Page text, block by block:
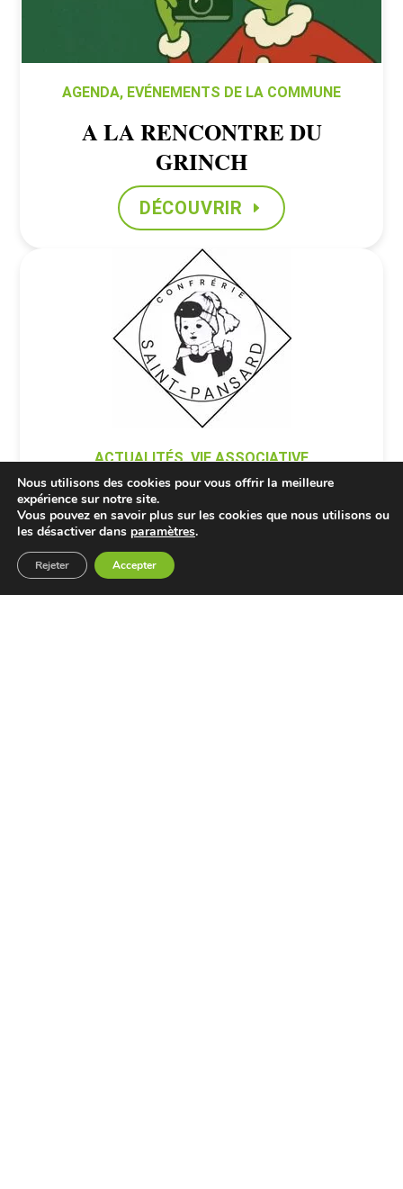
AGENDA, EVÉNEMENTS DE LA COMMUNE
A LA RENCONTRE DU
GRINCH
DÉCOUVRIR
ACTUALITÉS, VIE ASSOCIATIVE
CONFRERIE SAINT PANSARD
– REPORTAGE DU CARNAVAL
Nous utilisons des cookies pour vous offrir la meilleure
expérience sur notre site.
Vous pouvez en savoir plus sur les cookies que nous utilisons ou
les désactiver dans paramètres.
Accepter
Rejeter